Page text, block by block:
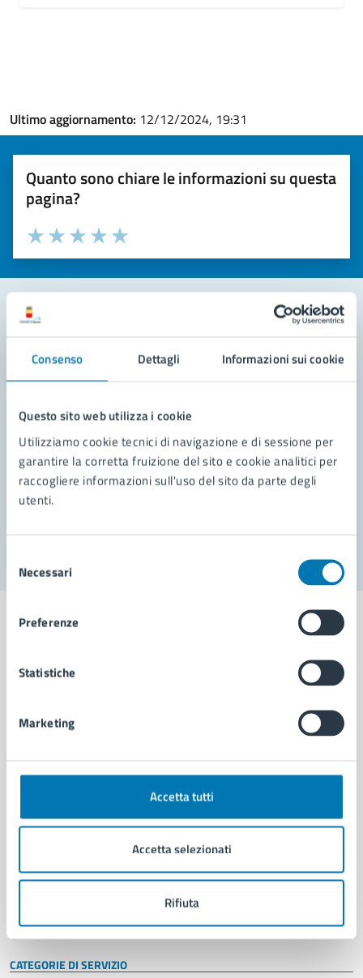
Consenso Dettagli Informazioni sui cookie
Questo sito web utilizza i cookie
Utilizziamo cookie tecnici di navigazione e di sessione per
garantire la corretta fruizione del sito e cookie analitici per
raccogliere informazioni sull'uso del sito da parte degli
utenti.
delNecessari
Preferenze
Statistiche
Marketing
Accetta tutti
Accetta selezionati
Rifiuta
Ultimo aggiornamento: 12/12/2024, 19:31
Quanto sono chiare le informazioni su questa
pagina?
Valuta la chiarezza delle informazioni (da 1 a 5 stelle)
Seleziona il numero di stelle per valutare la chiarezza delle
Valuta 5 stelle su 5
Valuta 4 stelle su 5
Valuta 3 stelle su 5
Valuta 2 stelle su 5
Valuta 1 stelle su 5
Leggi le domande frequenti
Richiedi assistenza
Prenota appuntamento
Problemi in città
Comune di Napoli
AMMINISTRAZIONE
Organi di governo
Enti e fondazioni
Personale amministrativo
Intranet, posta aziendale e protocollo
CATEGORIE DI SERVIZIO